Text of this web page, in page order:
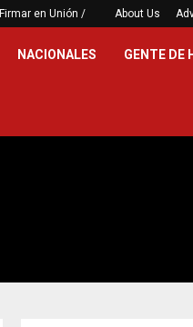
Firmar en Unión / About Us
Devuelve Gobierno
NACIONALES GENTE DE